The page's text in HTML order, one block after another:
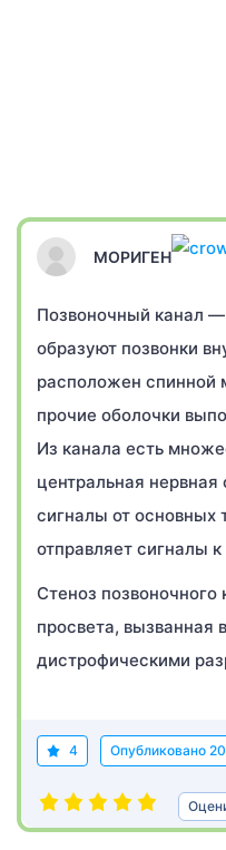
МОРИГЕН
Позвоночный канал —
образуют позвонки
расположен спинной
прочие оболочки
Из канала есть
центральная
сигналы от основных
отправляет сигналы
Стеноз
просвета, вызванная
дистрофическими
4 Опубликовано